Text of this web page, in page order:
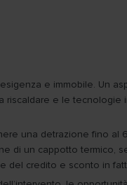
e immobile. Un
riscaldare e le tecnologie
una detrazione fino al
di un cappotto termico,
del credito e sconto in